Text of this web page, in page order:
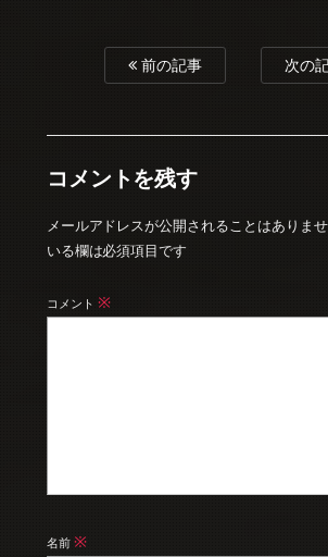
前の記事 次の
コメントを残す
メールアドレスが公開されることはありませ
いる欄は必須項目です
コメント ※
名前 ※